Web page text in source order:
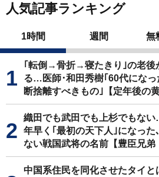
人気記事ランキング
1時間 週間 無
｢転倒→骨折→寝たきり｣の老後
る…医師･和田秀樹｢60代になっ
断捨離すべきもの｣【定年後の
織田でも武田でも上杉でもな
年早く｢最初の天下人｣になった
ない戦国武将の名前【豊臣兄弟
中国系住民を同化させたタイ